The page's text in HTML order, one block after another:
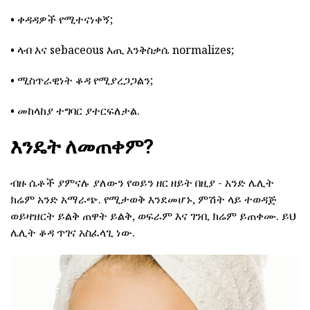
• ቀዳዳዎች የሚተናነቀኝ;
• ላብ እና sebaceous እጢ እንቅስቃሴ normalizes;
• ሚስጥራዊነት ቆዳ የሚያረጋጋልን;
• መከላከያ ተግባር ያተርፍለታል.
እንዴት ለመጠቀም?
ብዙ ሴቶች ያምናሉ ያለውን የወይን ዘር ዘይት በዚያ - አንድ ሌሊት
ክሬም አንድ አማራጭ. የሚታወቅ እንደመሆኑ, ምሽት ላይ ተወዳጅ
ወይዛዝርት ይልቅ ጠዋት ይልቅ, ወፍራም እና ገንቢ ክሬም ይጠቀሙ. ይህ
ሌሊት ቆዳ ጥገና አስፈላጊ ነው.